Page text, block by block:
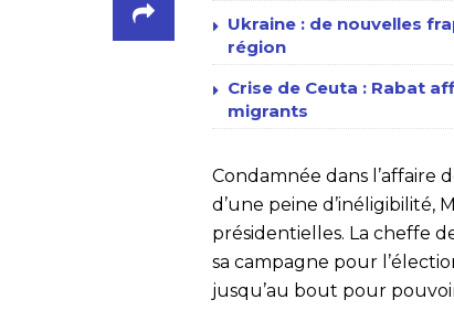
Ukraine : de nouvelles
région
Crise de Ceuta : Rabat
migrants
Condamnée dans l’affaire
d’une peine d’inéligibilité,
présidentielles. La cheffe
sa campagne pour
jusqu’au bout pour